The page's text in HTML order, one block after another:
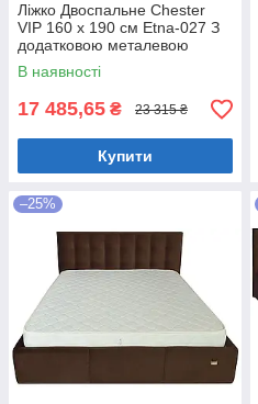
Ліжко Двоспальне Chester
VIP 160 х 190 см Etna-027 З
додатковою металевою
цільнозварною рамою
Коричневий
В наявності
17 485,65 ₴ 23 315 ₴
Купити
–25%